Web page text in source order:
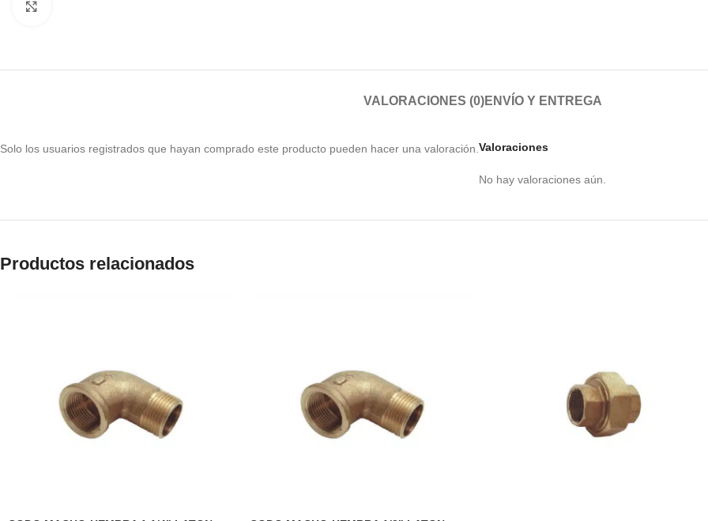
VALORACIONES (0)ENVÍO Y ENTREGA
Valoraciones
No hay valoraciones aún.
Solo los usuarios registrados que hayan comprado este producto pueden hacer una valoración.
Productos relacionados